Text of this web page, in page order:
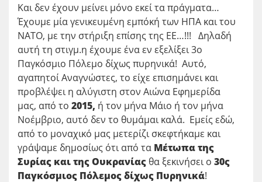
Και δεν έχουν μείνει μόνο εκεί τα πράγματα…
Έχουμε μία γενικευμένη εμπόκή των ΗΠΑ και του
ΝΑΤΟ, με την στήριξη επίσης της ΕΕ…!!! Δηλαδή
αυτή τη στιγμ.η έχουμε ένα εν εξελίξει 3ο
Παγκόσμιο Πόλεμο δίχως πυρηνικά! Αυτό,
αγαπητοί Αναγνώστες, το είχε επισημάνει και
προβλέψει η αλύγιστη στον Αιώνα Εφημερίδα
μας, από το 2015, ή τον μήνα Μάιο ή τον μήνα
Νοέμβριο, αυτό δεν το θυμάμαι καλά. Εμείς εδώ,
από το μοναχικό μας μετερίζι σκεφτήκαμε και
γράψαμε δημοσίως ότι από τα Μέτωπα της
Συρίας και της Ουκρανίας θα ξεκινήσει ο 30ς
Παγκόσμιος Πόλεμος δίχως Πυρηνικά!